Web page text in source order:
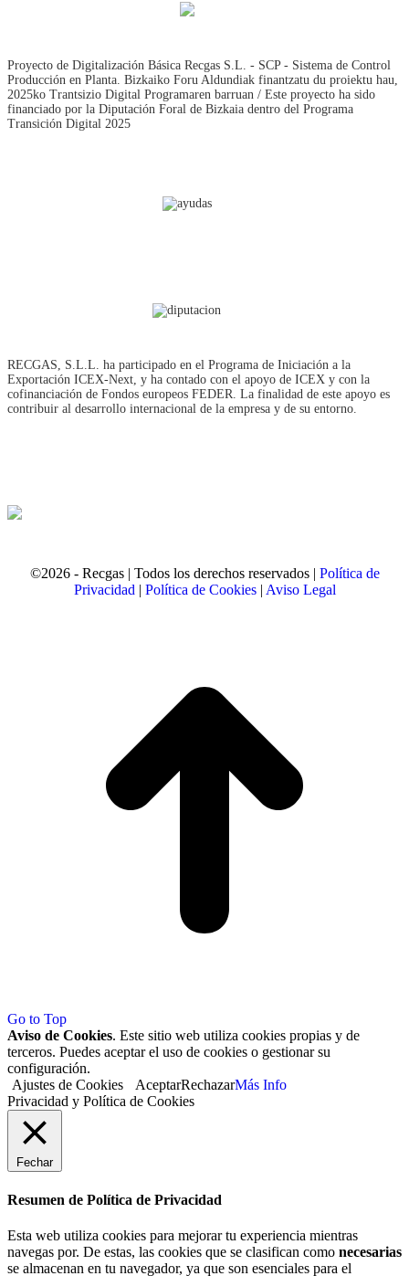
Proyecto de Digitalización Básica Recgas S.L. - SCP - Sistema de Control
Producción en Planta. Bizkaiko Foru Aldundiak finantzatu du proiektu hau,
2025ko Trantsizio Digital Programaren barruan / Este proyecto ha sido
financiado por la Diputación Foral de Bizkaia dentro del Programa
Transición Digital 2025
RECGAS, S.L.L. ha participado en el Programa de Iniciación a la
Exportación ICEX‐Next, y ha contado con el apoyo de ICEX y con la
cofinanciación de Fondos europeos FEDER. La finalidad de este apoyo es
contribuir al desarrollo internacional de la empresa y de su entorno.
©2026 - Recgas | Todos los derechos reservados | Política de
Privacidad | Política de Cookies| Aviso Legal
Go to Top
Aviso de Cookies. Este sitio web utiliza cookies propias y de
terceros. Puedes aceptar el uso de cookies o gestionar su
configuración.
Ajustes de Cookies
AceptarRechazarMás Info
Privacidad y Política de Cookies
Fechar
Resumen de Política de Privacidad
Esta web utiliza cookies para mejorar tu experiencia mientras
navegas por. De estas, las cookies que se clasifican como necesarias
se almacenan en tu navegador, ya que son esenciales para el